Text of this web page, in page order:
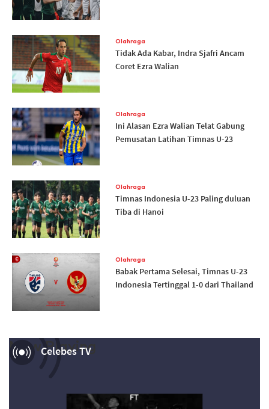
Olahraga
Tidak Ada Kabar, Indra Sjafri Ancam
Coret Ezra Walian
Olahraga
Ini Alasan Ezra Walian Telat Gabung
Pemusatan Latihan Timnas U-23
Olahraga
Timnas Indonesia U-23 Paling duluan
Tiba di Hanoi
Olahraga
Babak Pertama Selesai, Timnas U-23
Indonesia Tertinggal 1-0 dari Thailand
Celebes TV
Now Playing